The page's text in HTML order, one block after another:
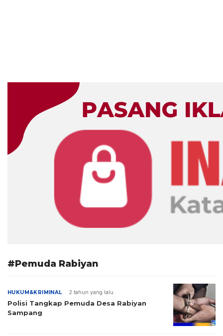
#Pemuda Rabiyan
HUKUM&KRIMINAL 2 tahun yang lalu
Polisi Tangkap Pemuda Desa Rabiyan
Sampang